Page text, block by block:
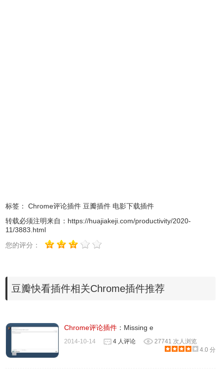
4、在任意网页中选取电影名称，点击右键菜单，如图：
标签： Chrome评论插件 豆瓣插件 电影下载插件
转载必须注明来自： https://huajiakeji.com/productivity/2020-
11/3883.html
您的评分：
豆瓣快看插件相关Chrome插件推荐
Chrome评论插件 ：Missing e
2014-10-14 4 人评论
27741 次人浏览
4.0 分